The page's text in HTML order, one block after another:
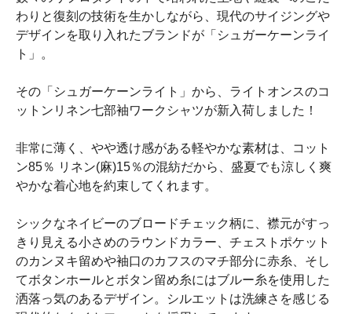
わりと復刻の技術を生かしながら、現代のサイジングや
デザインを取り入れたブランドが「シュガーケーンライ
ト」。
その「シュガーケーンライト」から、ライトオンスのコ
ットンリネン七部袖ワークシャツが新入荷しました！
非常に薄く、やや透け感がある軽やかな素材は、コット
ン85％ リネン(麻)15％の混紡だから、盛夏でも涼しく爽
やかな着心地を約束してくれます。
シックなネイビーのブロードチェック柄に、襟元がすっ
きり見える小さめのラウンドカラー、チェストポケット
のカンヌキ留めや袖口のカフスのマチ部分に赤糸、そし
てボタンホールとボタン留め糸にはブルー糸を使用した
洒落っ気のあるデザイン。シルエットは洗練さを感じる